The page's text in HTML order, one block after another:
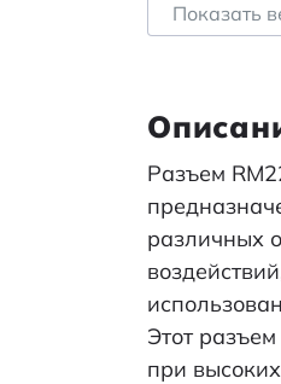
Покрытие
Посадочный
Условный
Тип
Рабочее
Показать
Разъем
различных
Этот
при